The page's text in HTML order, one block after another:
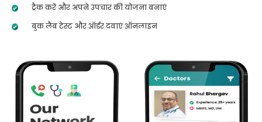
ट्रैक करें और अपने उपचार की योजना बनाएं
बुक लैब टेस्ट और ऑर्डर दवाएं ऑनलाइन